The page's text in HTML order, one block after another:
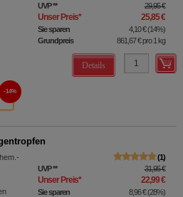
UVP** 29,95 €
Unser Preis* 25,85 €
Sie sparen 4,10 €(14%)
Grundpreis
861,67 €pro 1 kg
Details
14%
1
UVP** 31,95 €
Unser Preis* 22,99 €
Sie sparen 8,96 €(28%)